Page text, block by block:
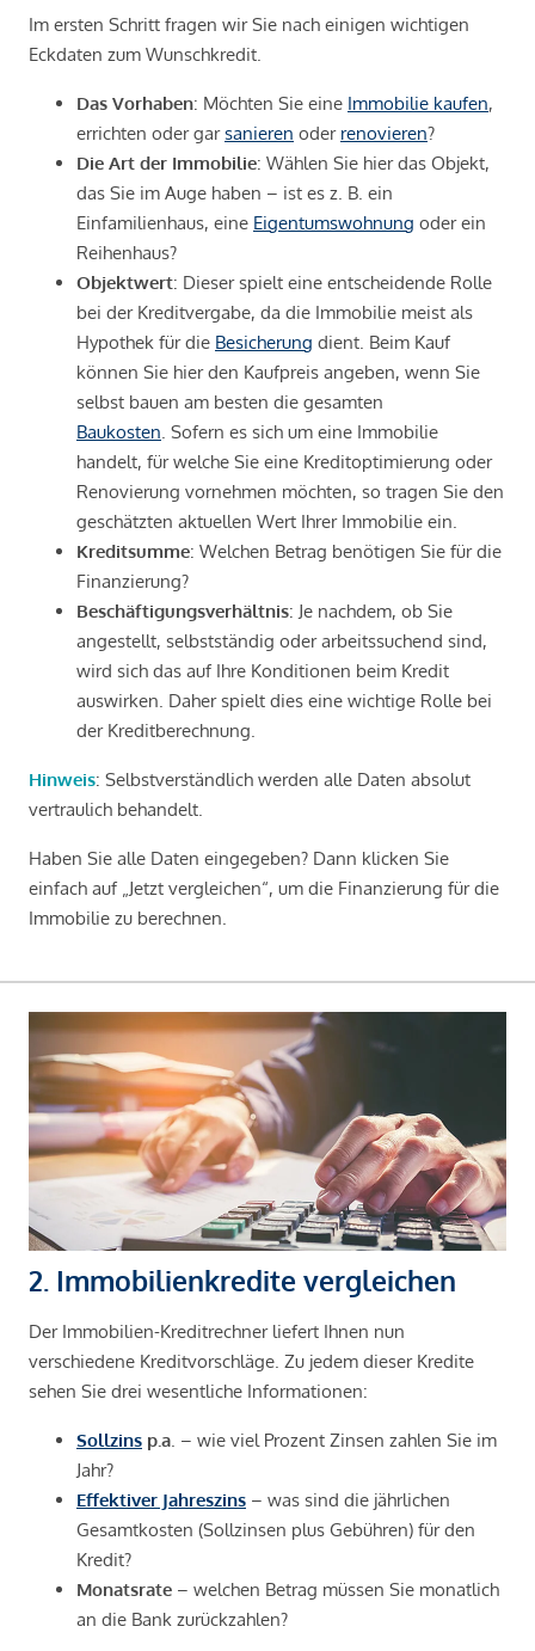
Im ersten Schritt fragen wir Sie nach einigen wichtigen
Eckdaten zum Wunschkredit.
Das Vorhaben: Möchten Sie eine Immobilie kaufen,
errichten oder garsanieren oder renovieren?
Die Art der Immobilie: Wählen Sie hier das Objekt,
das Sie im Auge haben – ist es z. B. ein
Einfamilienhaus, eine Eigentumswohnung oder ein
Reihenhaus?
Objektwert: Dieser spielt eine entscheidende Rolle
bei der Kreditvergabe, da die Immobilie meist als
Hypothek für die Besicherung dient. Beim Kauf
können Sie hier den Kaufpreis angeben, wenn Sie
selbst bauen am besten die gesamten
Baukosten . Sofern es sich um eine Immobilie
handelt, für welche Sie eine Kreditoptimierung oder
Renovierung vornehmen möchten, so tragen Sie den
geschätzten aktuellen Wert Ihrer Immobilie ein.
Kreditsumme: Welchen Betrag benötigen Sie für die
Finanzierung?
Beschäftigungsverhältnis: Je nachdem, ob Sie
angestellt, selbstständig oder arbeitssuchend sind,
wird sich das auf Ihre Konditionen beim Kredit
auswirken. Daher spielt dies eine wichtige Rolle bei
der Kreditberechnung.
Hinweis: Selbstverständlich werden alle Daten absolut
vertraulich behandelt.
Haben Sie alle Daten eingegeben? Dann klicken Sie
einfach auf „Jetzt vergleichen“, um die Finanzierung für die
Immobilie zu berechnen.
2. Immobilienkredite vergleichen
Der Immobilien-Kreditrechner liefert Ihnen nun
verschiedene Kreditvorschläge. Zu jedem dieser Kredite
sehen Sie drei wesentliche Informationen:
Sollzins p.a . – wie viel Prozent Zinsen zahlen Sie im
Jahr?
Effektiver Jahreszins – was sind die jährlichen
Gesamtkosten (Sollzinsen plus Gebühren) für den
Kredit?
Monatsrate – welchen Betrag müssen Sie monatlich
an die Bank zurückzahlen?